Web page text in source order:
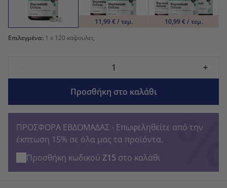
11,99 € / τεμ.
10,99 € / τεμ.
Επιλεγμένα: 1 x 120 κάψουλες
+
Προσθήκη στο καλάθι
ΠΡΟΣΦΟΡΑ ΕΒΔΟΜΑΔΑΣ - Επωφεληθείτε από την
έκπτωση 15% σε όλα μας τα προϊόντα.
Προσθήκη κωδικού Z15 στο καλάθι